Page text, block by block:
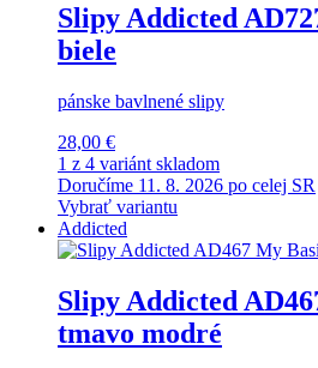
Slipy Addicted
biele
pánske bavlnené slipy
28,00 €
1 z 4 variánt skladom
Doručíme 11. 8. 2026 po celej SR
Vybrať variantu
Addicted
Slipy Addicted
tmavo modré